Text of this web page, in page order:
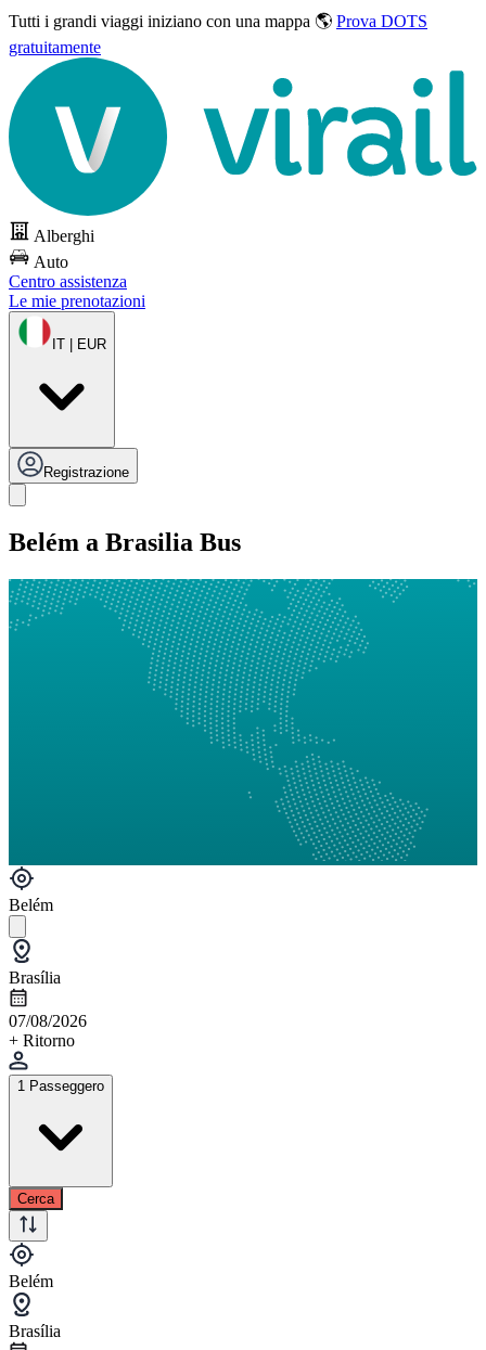
Tutti i grandi viaggi iniziano con una mappa 🌎 Prova DOTS
gratuitamente
Alberghi
Auto
Centro assistenza
Le mie prenotazioni
IT | EUR
Registrazione
Belém a Brasilia Bus
Belém
Brasília
07/08/2026
+ Ritorno
1 Passeggero
Cerca
Belém
Brasília